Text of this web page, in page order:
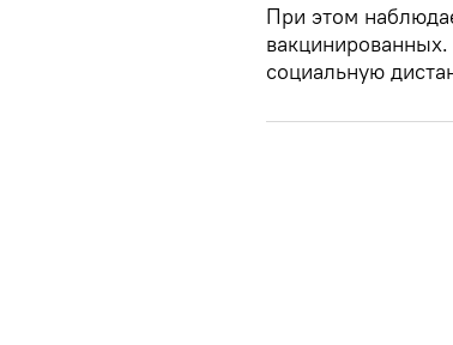
При этом
социальную